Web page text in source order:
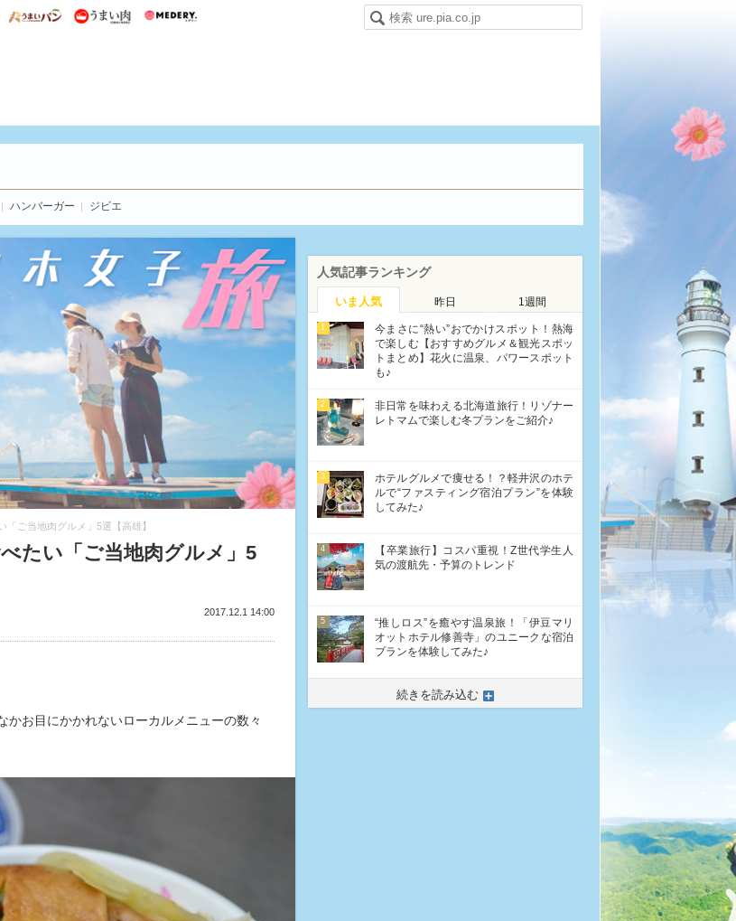
ー特集
うまいめし うまいパン うまい肉
ハンバーガー ジビエ
ご当地肉グルメ」5選【高雄】
たい「ご当地肉グルメ」5
2017.12.1 14:00
お目にかかれないローカルメニューの数々
人気記事ランキング
いま人気 昨日 1週間
1
今まさに“熱い”おでかけスポット！熱海
で楽しむ【おすすめグルメ＆観光スポッ
トまとめ】花火に温泉、パワースポット
も♪
2
非日常を味わえる北海道旅行！リゾナー
レトマムで楽しむ冬プランをご紹介♪
3
ホテルグルメで痩せる！？軽井沢のホテ
ルで“ファスティング宿泊プラン”を体験
してみた♪
4
【卒業旅行】コスパ重視！Z世代学生人
気の渡航先・予算のトレンド
5
“推しロス”を癒やす温泉旅！「伊豆マリ
オットホテル修善寺」のユニークな宿泊
プランを体験してみた♪
続きを読み込む